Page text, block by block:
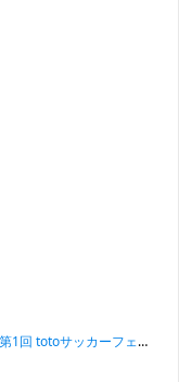
7/5(日)第1回 totoサッカーフェスティバル活動報告